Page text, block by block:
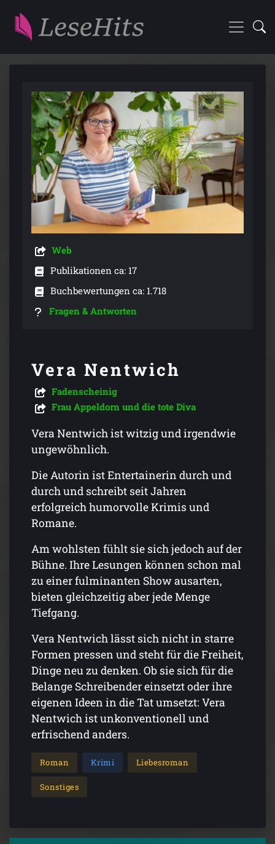
Web
Publikationen ca: 17
Buchbewertungen ca: 1.718
Fragen & Antworten
Vera Nentwich
Fadenscheinig
Frau Appeldorn und die tote Diva
Vera Nentwich ist witzig und irgendwie
ungewöhnlich.
Die Autorin ist Entertainerin durch und
durch und schreibt seit Jahren
erfolgreich humorvolle Krimis und
Romane.
Am wohlsten fühlt sie sich jedoch auf der
Bühne. Ihre Lesungen können schon mal
zu einer fulminanten Show ausarten,
bieten gleichzeitig aber jede Menge
Tiefgang.
Vera Nentwich lässt sich nicht in starre
Formen pressen und steht für die Freiheit,
Dinge neu zu denken. Ob sie sich für die
Belange Schreibender einsetzt oder ihre
eigenen Ideen in die Tat umsetzt: Vera
Nentwich ist unkonventionell und
erfrischend anders.
Roman Krimi Liebesroman
Sonstiges